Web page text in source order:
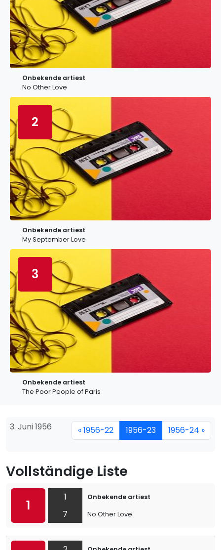
Onbekende artiest
No Other Love
2
Onbekende artiest
My September Love
3
Onbekende artiest
The Poor People of Paris
3. Juni 1956 « 1956-22 1956-23 1956-24 »
Vollständige Liste
1
1
7
Onbekende artiest
No Other Love